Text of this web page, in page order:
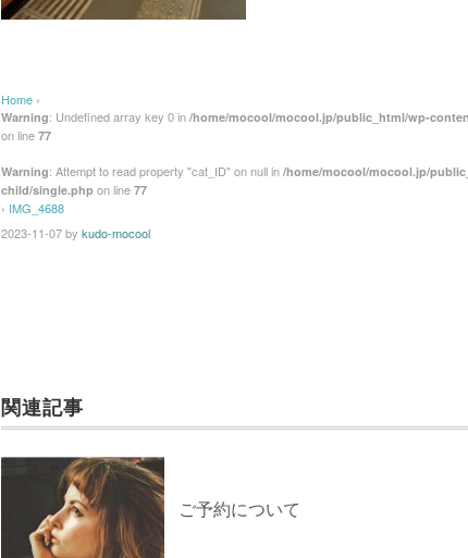
Home ›
Warning: Undefined array key 0 in /home/mocool/mocool.jp/public_html/wp-
on line 77
Warning: Attempt to read property "cat_ID" on null in /home/mocool/mocool.jp/
child/single.php on line 77
› IMG_4688
2023-11-07by kudo-mocool
関連記事
ご予約について